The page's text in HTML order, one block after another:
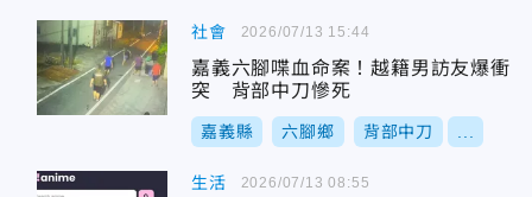
社會
嘉義六腳喋血命案！越籍男訪友爆衝
突 背部中刀慘死
嘉義縣 六腳鄉 背部中刀
2026/07/13 15:44
生活 2026/07/13 08:55